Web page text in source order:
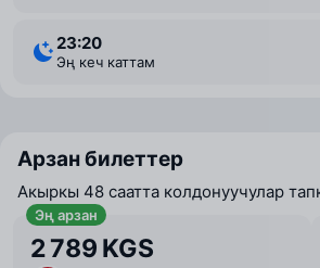
23:20
Эң кеч каттам
Арзан билеттер
Акыркы 48 саатта колдонуучулар
Эң арзан
2 789 KGS